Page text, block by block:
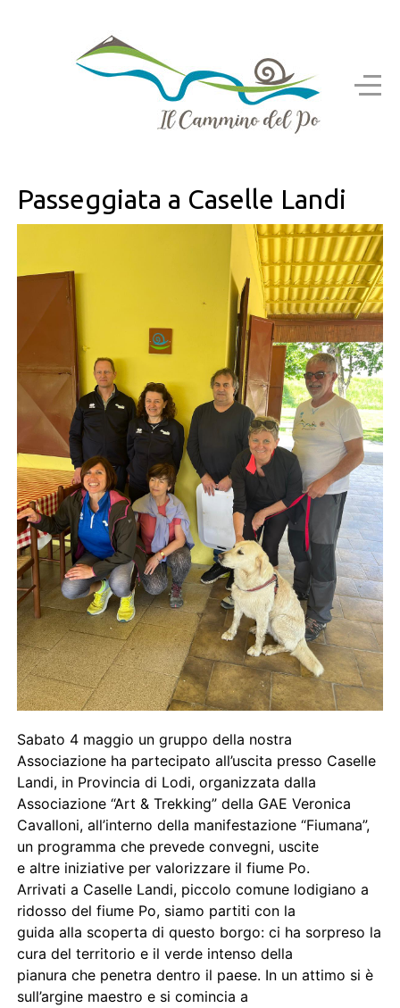
Passeggiata a Caselle Landi
Sabato 4 maggio un gruppo della nostra
Associazione ha partecipato all’uscita presso Caselle
Landi, in Provincia di Lodi, organizzata dalla
Associazione “Art & Trekking” della GAE Veronica
Cavalloni, all’interno della manifestazione “Fiumana”,
un programma che prevede convegni, uscite
e altre iniziative per valorizzare il fiume Po.
Arrivati a Caselle Landi, piccolo comune lodigiano a
ridosso del fiume Po, siamo partiti con la
guida alla scoperta di questo borgo: ci ha sorpreso la
cura del territorio e il verde intenso della
pianura che penetra dentro il paese. In un attimo si è
sull’argine maestro e si comincia a